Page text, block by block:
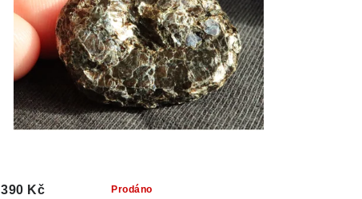
Prodáno
390 Kč